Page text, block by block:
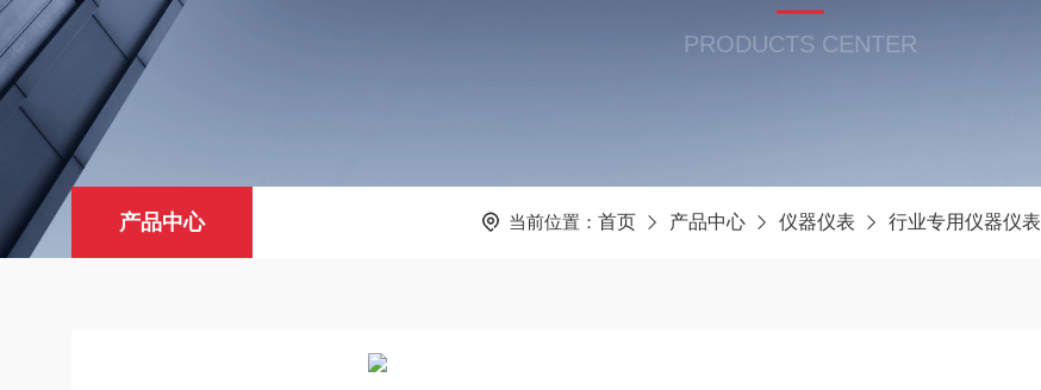
PRODUCTS CENTER
产品中心 当前位置： 首页 产品中心 仪器仪表 行业专用仪器仪表